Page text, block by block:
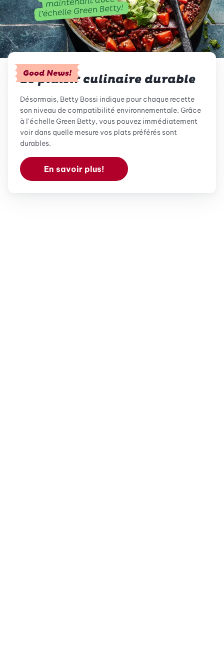
Good News!
Le plaisir culinaire durable
Désormais, Betty Bossi indique pour chaque recette
son niveau de compatibilité environnementale. Grâce
à l'échelle Green Betty, vous pouvez immédiatement
voir dans quelle mesure vos plats préférés sont
durables.
En savoir plus!